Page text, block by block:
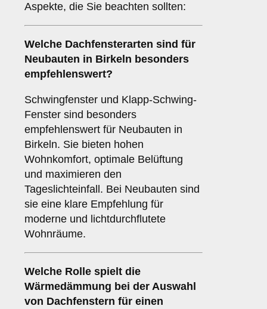
Aspekte, die Sie beachten sollten:
Welche Dachfensterarten sind für
Neubauten in Birkeln besonders
empfehlenswert?
Schwingfenster und Klapp-Schwing-
Fenster sind besonders
empfehlenswert für Neubauten in
Birkeln. Sie bieten hohen
Wohnkomfort, optimale Belüftung
und maximieren den
Tageslichteinfall. Bei Neubauten sind
sie eine klare Empfehlung für
moderne und lichtdurchflutete
Wohnräume.
Welche Rolle spielt die
Wärmedämmung bei der Auswahl
von Dachfenstern für einen